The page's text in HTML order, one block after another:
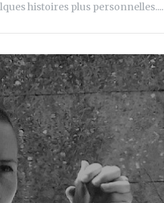
histoires plus personnelles....